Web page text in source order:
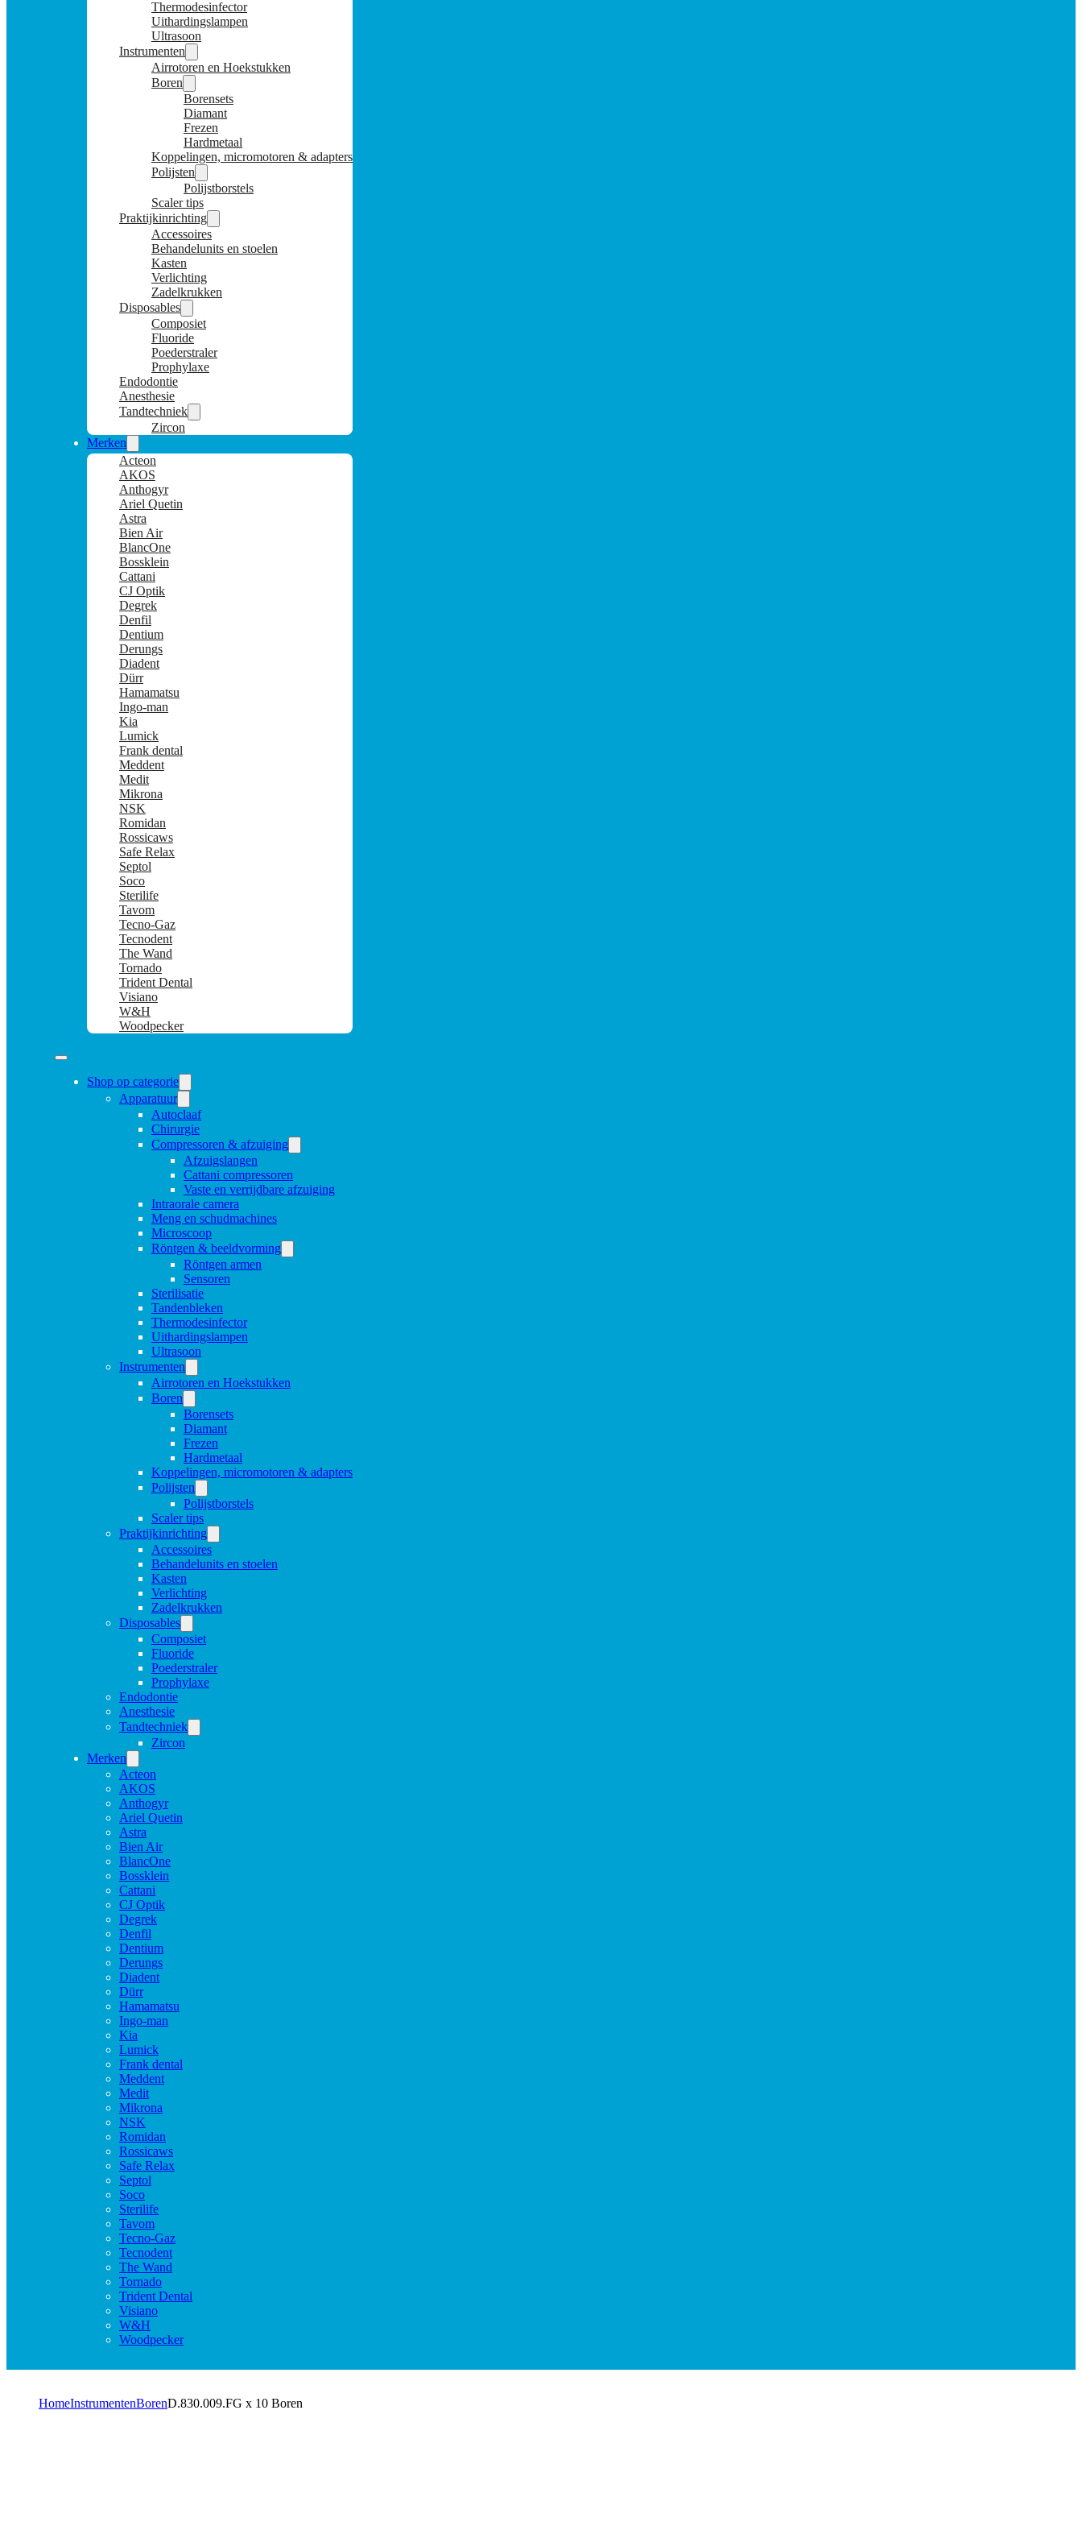
Thermodesinfector
Uithardingslampen
Ultrasoon
Instrumenten
Airrotoren en Hoekstukken
Boren
Borensets
Diamant
Frezen
Hardmetaal
Koppelingen, micromotoren & adapters
Polijsten
Polijstborstels
Scaler tips
Praktijkinrichting
Accessoires
Behandelunits en stoelen
Kasten
Verlichting
Zadelkrukken
Disposables
Composiet
Fluoride
Poederstraler
Prophylaxe
Endodontie
Anesthesie
Tandtechniek
Zircon
Merken
Acteon
AKOS
Anthogyr
Ariel Quetin
Astra
Bien Air
BlancOne
Bossklein
Cattani
CJ Optik
Degrek
Denfil
Dentium
Derungs
Diadent
Dürr
Hamamatsu
Ingo-man
Kia
Lumick
Frank dental
Meddent
Medit
Mikrona
NSK
Romidan
Rossicaws
Safe Relax
Septol
Soco
Sterilife
Tavom
Tecno-Gaz
Tecnodent
The Wand
Tornado
Trident Dental
Visiano
W&H
Woodpecker
Shop op categorie
Apparatuur
Autoclaaf
Chirurgie
Compressoren & afzuiging
Afzuigslangen
Cattani compressoren
Vaste en verrijdbare afzuiging
Intraorale camera
Meng en schudmachines
Microscoop
Röntgen & beeldvorming
Röntgen armen
Sensoren
Sterilisatie
Tandenbleken
Thermodesinfector
Uithardingslampen
Ultrasoon
Instrumenten
Airrotoren en Hoekstukken
Boren
Borensets
Diamant
Frezen
Hardmetaal
Koppelingen, micromotoren & adapters
Polijsten
Polijstborstels
Scaler tips
Praktijkinrichting
Accessoires
Behandelunits en stoelen
Kasten
Verlichting
Zadelkrukken
Disposables
Composiet
Fluoride
Poederstraler
Prophylaxe
Endodontie
Anesthesie
Tandtechniek
Zircon
Merken
Acteon
AKOS
Anthogyr
Ariel Quetin
Astra
Bien Air
BlancOne
Bossklein
Cattani
CJ Optik
Degrek
Denfil
Dentium
Derungs
Diadent
Dürr
Hamamatsu
Ingo-man
Kia
Lumick
Frank dental
Meddent
Medit
Mikrona
NSK
Romidan
Rossicaws
Safe Relax
Septol
Soco
Sterilife
Tavom
Tecno-Gaz
Tecnodent
The Wand
Tornado
Trident Dental
Visiano
W&H
Woodpecker
HomeInstrumentenBorenD.830.009.FG x 10 Boren